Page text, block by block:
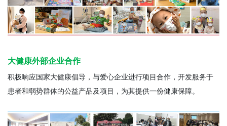
大健康外部企业合作
积极响应国家大健康倡导，与爱心企业进行项目合作，开发服务于
患者和弱势群体的公益产品及项目，为其提供一份健康保障。